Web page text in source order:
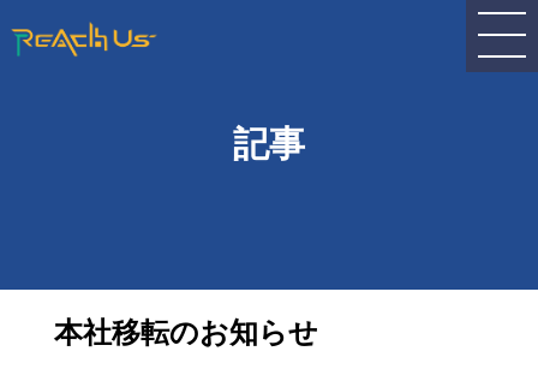
記事
本社移転のお知らせ